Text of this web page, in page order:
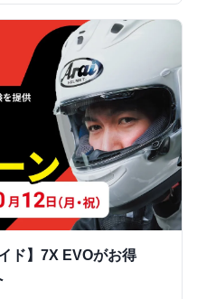
ド】7X EVOがお得